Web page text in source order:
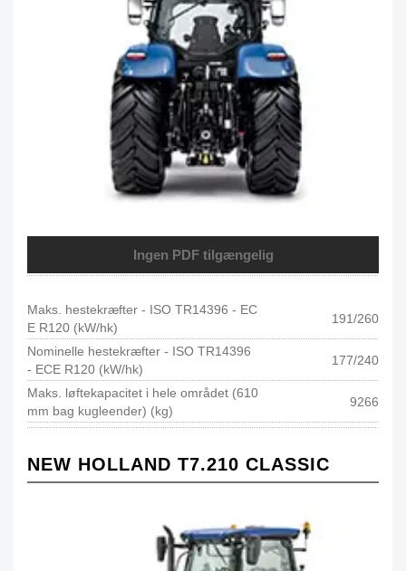
Ingen PDF tilgængelig
Maks. hestekræfter - ISO TR14396 - EC
E R120 (kW/hk)
191/260
Nominelle hestekræfter - ISO TR14396
- ECE R120 (kW/hk)
177/240
Maks. løftekapacitet i hele området (610
mm bag kugleender) (kg)
9266
NEW HOLLAND T7.210 CLASSIC